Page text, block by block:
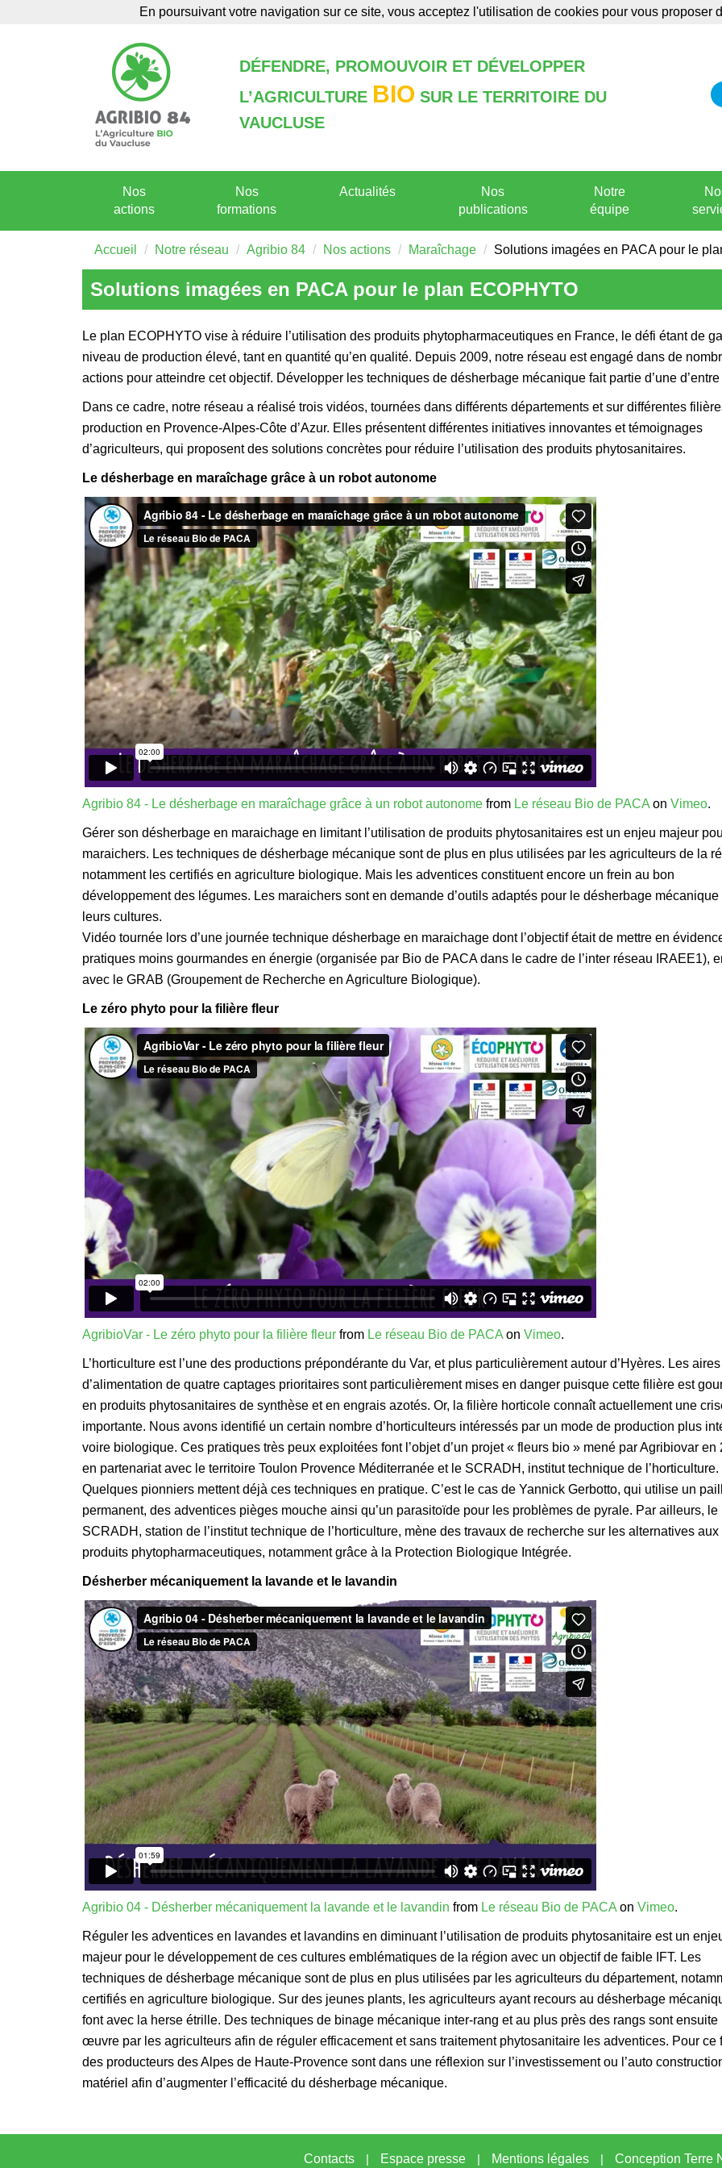
Agenda Annuaire Annonces Formations Publications
DÉFENDRE, PROMOUVOIR ET DÉVELOPPER
L’AGRICULTURE BIO SUR LE TERRITOIRE DU
VAUCLUSE
Nos
actions
Nos
formations
Actualités
Nos
publications
Notre
équipe
Accueil Notre réseau Agribio 84 Nos actions Maraîchage Solutions imagées en PACA pour le
Solutions imagées en PACA pour le plan ECOPHYTO
Le plan ECOPHYTO vise à réduire l’utilisation des produits phytopharmaceutiques en France, le défi étant de
niveau de production élevé, tant en quantité qu’en qualité. Depuis 2009, notre réseau est engagé dans de
actions pour atteindre cet objectif. Développer les techniques de désherbage mécanique fait partie d’une
Dans ce cadre, notre réseau a réalisé trois vidéos, tournées dans différents départements et sur différentes
production en Provence-Alpes-Côte d’Azur. Elles présentent différentes initiatives innovantes et témoignages
d’agriculteurs, qui proposent des solutions concrètes pour réduire l’utilisation des produits phytosanitaires.
Le désherbage en maraîchage grâce à un robot autonome
Agribio 84 - Le désherbage en maraîchage grâce à un robot autonome from Le réseau Bio de PACA on Vimeo.
Gérer son désherbage en maraichage en limitant l’utilisation de produits phytosanitaires est un enjeu majeur
maraichers. Les techniques de désherbage mécanique sont de plus en plus utilisées par les agriculteurs de la
notamment les certifiés en agriculture biologique. Mais les adventices constituent encore un frein au bon
développement des légumes. Les maraichers sont en demande d’outils adaptés pour le désherbage mécanique
leurs cultures.
Vidéo tournée lors d’une journée technique désherbage en maraichage dont l’objectif était de mettre en
pratiques moins gourmandes en énergie (organisée par Bio de PACA dans le cadre de l’inter réseau IRAEE1),
avec le GRAB (Groupement de Recherche en Agriculture Biologique).
Le zéro phyto pour la filière fleur
AgribioVar - Le zéro phyto pour la filière fleur from Le réseau Bio de PACA on Vimeo.
L’horticulture est l’une des productions prépondérante du Var, et plus particulièrement autour d’Hyères. Les aires
d’alimentation de quatre captages prioritaires sont particulièrement mises en danger puisque cette filière est
en produits phytosanitaires de synthèse et en engrais azotés. Or, la filière horticole connaît actuellement une
importante. Nous avons identifié un certain nombre d’horticulteurs intéressés par un mode de production plus
voire biologique. Ces pratiques très peux exploitées font l’objet d’un projet « fleurs bio » mené par Agribiovar en
en partenariat avec le territoire Toulon Provence Méditerranée et le SCRADH, institut technique de l’horticulture.
Quelques pionniers mettent déjà ces techniques en pratique. C’est le cas de Yannick Gerbotto, qui utilise un
permanent, des adventices pièges mouche ainsi qu’un parasitoïde pour les problèmes de pyrale. Par ailleurs, le
SCRADH, station de l’institut technique de l’horticulture, mène des travaux de recherche sur les alternatives aux
produits phytopharmaceutiques, notamment grâce à la Protection Biologique Intégrée.
Désherber mécaniquement la lavande et le lavandin
Agribio 04 - Désherber mécaniquement la lavande et le lavandin from Le réseau Bio de PACA on Vimeo.
Réguler les adventices en lavandes et lavandins en diminuant l’utilisation de produits phytosanitaire est un
majeur pour le développement de ces cultures emblématiques de la région avec un objectif de faible IFT. Les
techniques de désherbage mécanique sont de plus en plus utilisées par les agriculteurs du département,
certifiés en agriculture biologique. Sur des jeunes plants, les agriculteurs ayant recours au désherbage
font avec la herse étrille. Des techniques de binage mécanique inter-rang et au plus près des rangs sont ensuite
œuvre par les agriculteurs afin de réguler efficacement et sans traitement phytosanitaire les adventices. Pour ce
des producteurs des Alpes de Haute-Provence sont dans une réflexion sur l’investissement ou l’auto
matériel afin d’augmenter l’efficacité du désherbage mécanique.
Contacts | Espace presse | Mentions légales | Conception Terre
En poursuivant votre navigation sur ce site, vous acceptez l'utilisation de cookies pour vous proposer